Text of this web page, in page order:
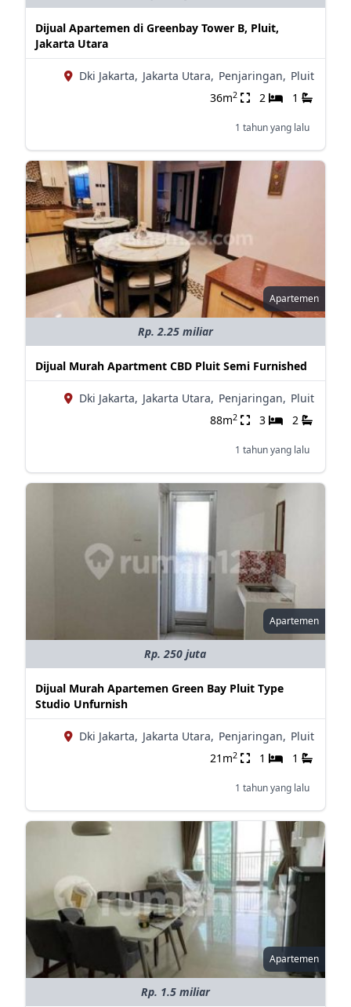
Dijual Apartemen di Greenbay Tower B, Pluit,
Jakarta Utara
Dki Jakarta, Jakarta Utara, Penjaringan, Pluit
36m2 2 1
1 tahun yang lalu
Apartemen
Rp. 2.25 miliar
Dijual Murah Apartment CBD Pluit Semi Furnished
Dki Jakarta, Jakarta Utara, Penjaringan, Pluit
88m2 3 2
1 tahun yang lalu
Apartemen
Rp. 250 juta
Dijual Murah Apartemen Green Bay Pluit Type
Studio Unfurnish
Dki Jakarta, Jakarta Utara, Penjaringan, Pluit
21m2 1 1
1 tahun yang lalu
Apartemen
Rp. 1.5 miliar